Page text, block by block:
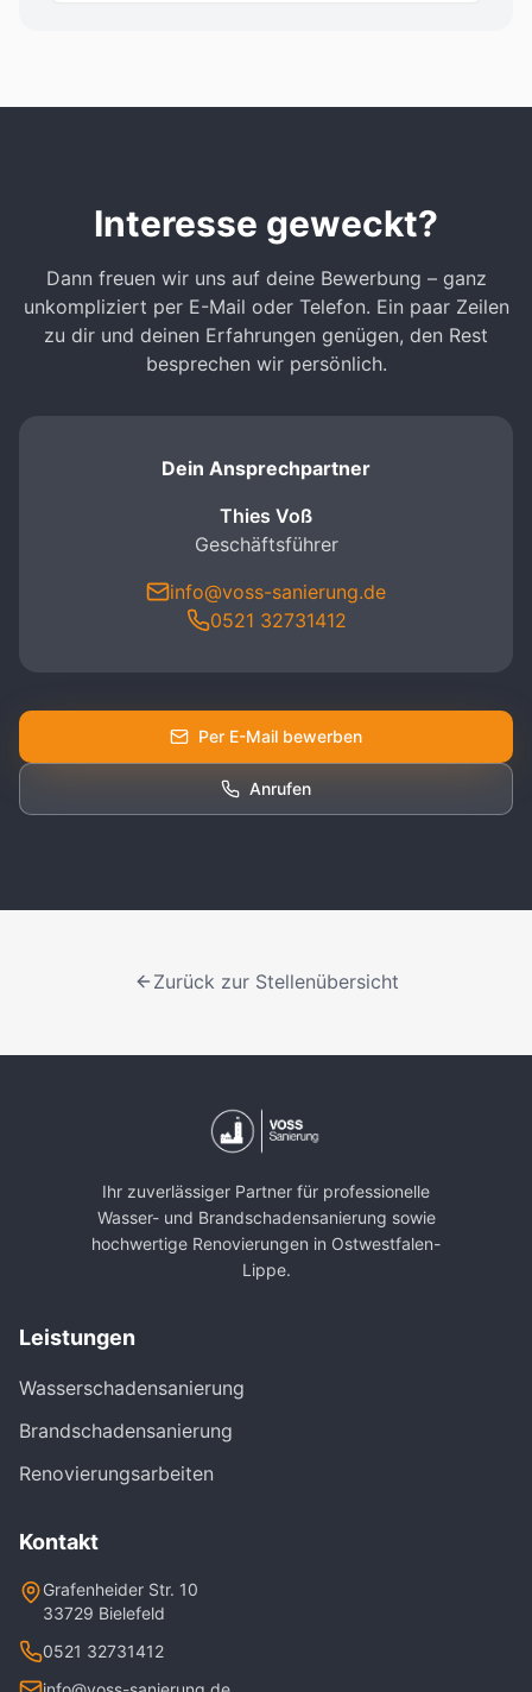
Interesse geweckt?
Dann freuen wir uns auf deine Bewerbung – ganz
unkompliziert per E-Mail oder Telefon. Ein paar Zeilen
zu dir und deinen Erfahrungen genügen, den Rest
besprechen wir persönlich.
Dein Ansprechpartner
Thies Voß
Geschäftsführer
info@voss-sanierung.de
0521 32731412
Per E-Mail bewerben
Anrufen
Zurück zur Stellenübersicht
Ihr zuverlässiger Partner für professionelle
Wasser- und Brandschadensanierung sowie
hochwertige Renovierungen in Ostwestfalen-
Lippe.
Leistungen
Wasserschadensanierung
Brandschadensanierung
Renovierungsarbeiten
Kontakt
Grafenheider Str. 10
33729 Bielefeld
0521 32731412